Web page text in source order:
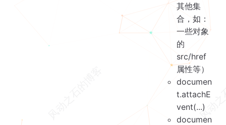
其他集
合，如：
一些对象
的
src/href
属性等）
documen
t.attachE
vent(...)
documen